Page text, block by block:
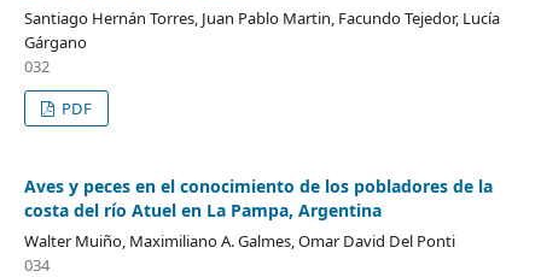
Santiago Hernán Torres, Juan Pablo Martin, Facundo Tejedor, Lucía
Gárgano
032
PDF
Aves y peces en el conocimiento de los pobladores de la
costa del río Atuel en La Pampa, Argentina
Walter Muiño, Maximiliano A. Galmes, Omar David Del Ponti
034